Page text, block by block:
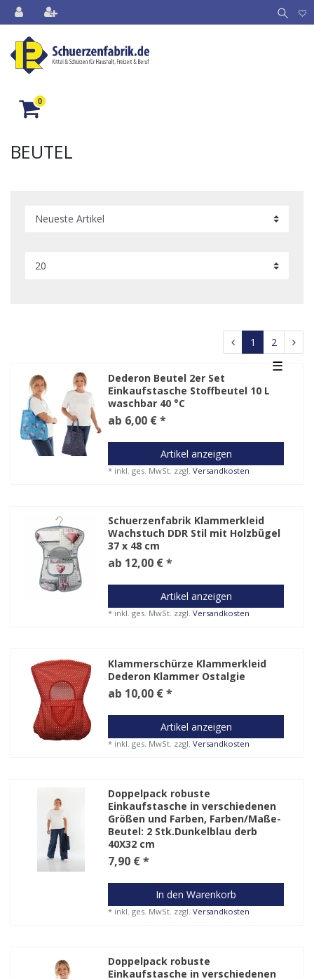
☰
0
BEUTEL
1 2
Dederon Beutel 2er Set
Einkaufstasche Stoffbeutel 10 L
waschbar 40 °C
ab 6,00 € *
Artikel anzeigen
* inkl. ges. MwSt. zzgl.Versandkosten
Schuerzenfabrik Klammerkleid
Wachstuch DDR Stil mit Holzbügel
37 x 48 cm
ab 12,00 € *
Artikel anzeigen
* inkl. ges. MwSt. zzgl.Versandkosten
Klammerschürze Klammerkleid
Dederon Klammer Ostalgie
ab 10,00 € *
Artikel anzeigen
* inkl. ges. MwSt. zzgl.Versandkosten
Doppelpack robuste
Einkaufstasche in verschiedenen
Größen und Farben, Farben/Maße-
Beutel: 2 Stk.Dunkelblau derb
40X32 cm
7,90 € *
In den Warenkorb
* inkl. ges. MwSt. zzgl.Versandkosten
Doppelpack robuste
Einkaufstasche in verschiedenen